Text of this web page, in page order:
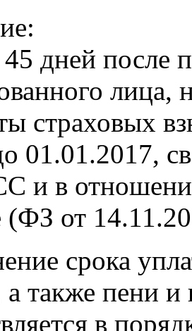
дней после
страховых
01.01.2017,
в
(ФЗ от
срока
а также пени
в